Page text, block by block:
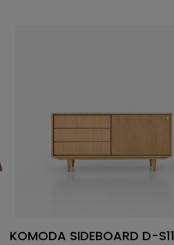
KOMODA SIDEBOARD D-S11